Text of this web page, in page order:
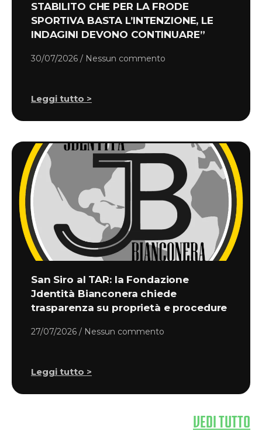
STABILITO CHE PER LA FRODE
SPORTIVA BASTA L’INTENZIONE, LE
INDAGINI DEVONO CONTINUARE”
30/07/2026 Nessun commento
Leggi tutto >
San Siro al TAR: la Fondazione
Jdentità Bianconera chiede
trasparenza su proprietà e procedure
27/07/2026 Nessun commento
Leggi tutto >
VEDI TUTTO